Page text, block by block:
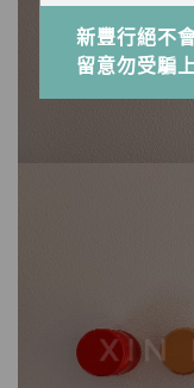
新豐行絕不
留意勿受騙